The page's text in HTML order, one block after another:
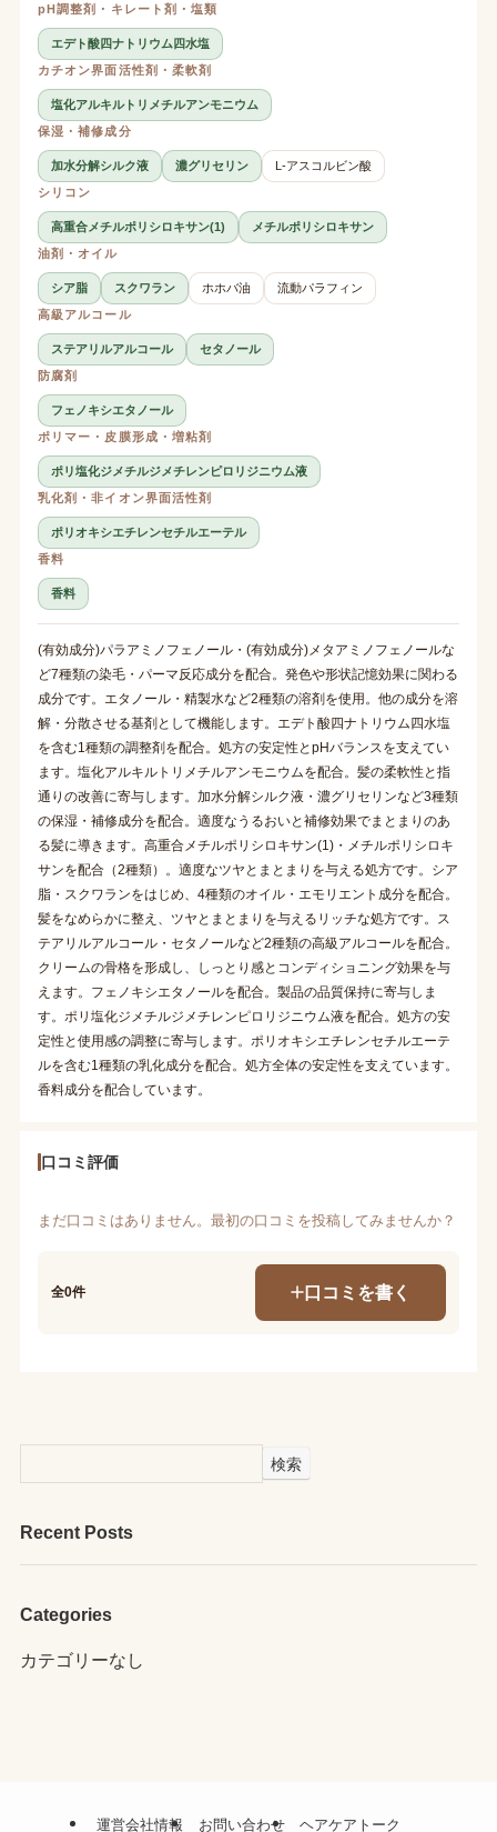
pH調整剤・キレート剤・塩類
エデト酸四ナトリウム四水塩
カチオン界面活性剤・柔軟剤
塩化アルキルトリメチルアンモニウム
保湿・補修成分
加水分解シルク液 濃グリセリン
L-アスコルビン酸
シリコン
高重合メチルポリシロキサン(1)
メチルポリシロキサン
油剤・オイル
シア脂 スクワラン ホホバ油
流動パラフィン
高級アルコール
ステアリルアルコール
セタノール
防腐剤
フェノキシエタノール
ポリマー・皮膜形成・増粘剤
ポリ塩化ジメチルジメチレンピロリジニウム液
乳化剤・非イオン界面活性剤
ポリオキシエチレンセチルエーテル
香料
香料
(有効成分)パラアミノフェノール・(有効成分)メタアミノフェノールな
ど7種類の染毛・パーマ反応成分を配合。発色や形状記憶効果に関わる
成分です。エタノール・精製水など2種類の溶剤を使用。他の成分を溶
解・分散させる基剤として機能します。エデト酸四ナトリウム四水塩
を含む1種類の調整剤を配合。処方の安定性とpHバランスを支えてい
ます。塩化アルキルトリメチルアンモニウムを配合。髪の柔軟性と指
通りの改善に寄与します。加水分解シルク液・濃グリセリンなど3種類
の保湿・補修成分を配合。適度なうるおいと補修効果でまとまりのあ
る髪に導きます。高重合メチルポリシロキサン(1)・メチルポリシロキ
サンを配合（2種類）。適度なツヤとまとまりを与える処方です。シア
脂・スクワランをはじめ、4種類のオイル・エモリエント成分を配合。
髪をなめらかに整え、ツヤとまとまりを与えるリッチな処方です。ス
テアリルアルコール・セタノールなど2種類の高級アルコールを配合。
クリームの骨格を形成し、しっとり感とコンディショニング効果を与
えます。フェノキシエタノールを配合。製品の品質保持に寄与しま
す。ポリ塩化ジメチルジメチレンピロリジニウム液を配合。処方の安
定性と使用感の調整に寄与します。ポリオキシエチレンセチルエーテ
ルを含む1種類の乳化成分を配合。処方全体の安定性を支えています。
香料成分を配合しています。
口コミ評価
まだ口コミはありません。最初の口コミを投稿してみませんか？
全0件 口コミを書く
検索
Recent Posts
Categories
カテゴリーなし
運営会社情報 お問い合わせ ヘアケアトーク